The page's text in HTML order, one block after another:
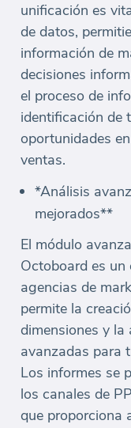
unificación es
de datos,
información de
decisiones
el proceso de
identificación de
oportunidades
ventas.
*Análisis
mejorados**
El módulo
Octoboard es un
agencias de
permite la
dimensiones y la
avanzadas para
Los informes se
los canales de
que proporciona